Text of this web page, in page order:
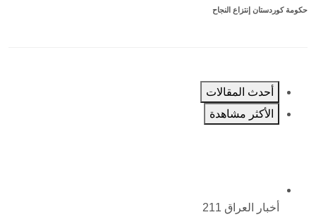
حكومة كوردستان إنتزاع النجاح
أحدث المقالات
الأكثر مشاهدة
أخبار العراق 211